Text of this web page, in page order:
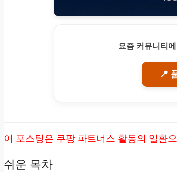
요즘 커뮤니티
📍
이 포스팅은 쿠팡 파트너스 활동의 일환
쉬운 목차